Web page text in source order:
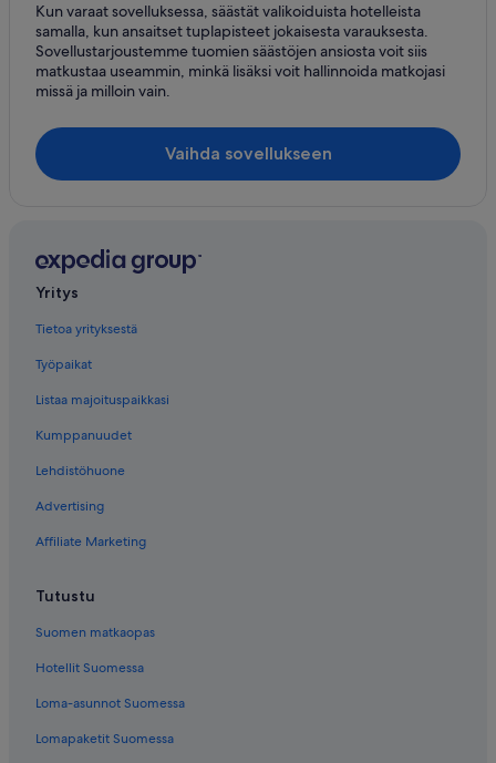
Kun varaat sovelluksessa, säästät valikoiduista hotelleista
samalla, kun ansaitset tuplapisteet jokaisesta varauksesta.
Sovellustarjoustemme tuomien säästöjen ansiosta voit siis
matkustaa useammin, minkä lisäksi voit hallinnoida matkojasi
missä ja milloin vain.
Vaihda sovellukseen
Yritys
Tietoa yrityksestä
Työpaikat
Listaa majoituspaikkasi
Kumppanuudet
Lehdistöhuone
Advertising
Affiliate Marketing
Tutustu
Suomen matkaopas
Hotellit Suomessa
Loma-asunnot Suomessa
Lomapaketit Suomessa